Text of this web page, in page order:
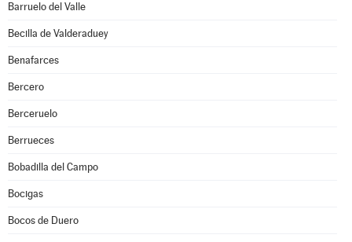
Barruelo del Valle
Becilla de Valderaduey
Benafarces
Bercero
Berceruelo
Berrueces
Bobadilla del Campo
Bocigas
Bocos de Duero